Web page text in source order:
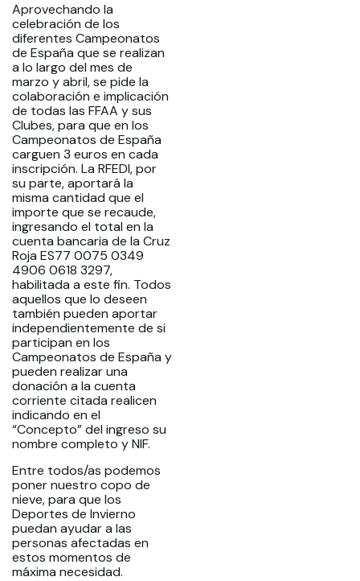
Aprovechando la
celebración de los
diferentes Campeonatos
de España que se realizan
a lo largo del mes de
marzo y abril, se pide la
colaboración e implicación
de todas las FFAA y sus
Clubes, para que en los
Campeonatos de España
carguen 3 euros en cada
inscripción. La RFEDI, por
su parte, aportará la
misma cantidad que el
importe que se recaude,
ingresando el total en la
cuenta bancaria de la Cruz
Roja ES77 0075 0349
4906 0618 3297,
habilitada a este fin. Todos
aquellos que lo deseen
también pueden aportar
independientemente de si
participan en los
Campeonatos de España y
pueden realizar una
donación a la cuenta
corriente citada realicen
indicando en el
“Concepto” del ingreso su
nombre completo y NIF.
Entre todos/as podemos
poner nuestro copo de
nieve, para que los
Deportes de Invierno
puedan ayudar a las
personas afectadas en
estos momentos de
máxima necesidad.